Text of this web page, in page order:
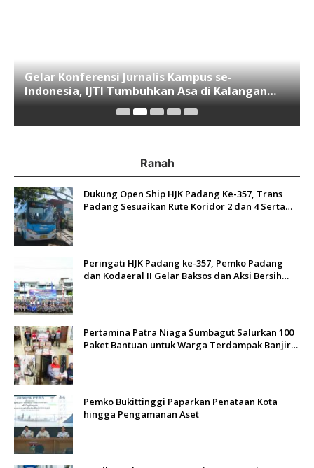
Gelar Konferensi Jurnalis Kampus se-
Indonesia, IJTI Tumbuhkan Asa di Kalangan
Jurnalis Muda di Era Disruspi Digital
Ranah
Dukung Open Ship HJK Padang Ke-357, Trans
Padang Sesuaikan Rute Koridor 2 dan 4 Serta
Peringati HJK Padang ke-357, Pemko Padang
dan Kodaeral II Gelar Baksos dan Aksi Bersih
Pertamina Patra Niaga Sumbagut Salurkan 100
Paket Bantuan untuk Warga Terdampak Banjir
Pemko Bukittinggi Paparkan Penataan Kota
hingga Pengamanan Aset